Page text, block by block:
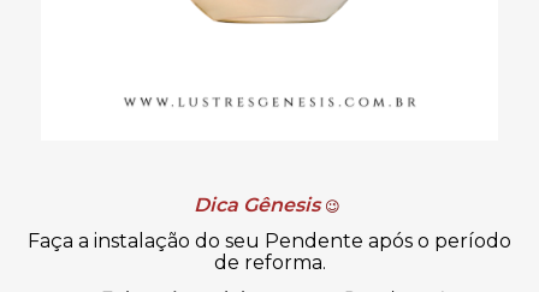
Dica Gênesis 😉
Faça a instalação do seu Pendente após o período
de reforma.